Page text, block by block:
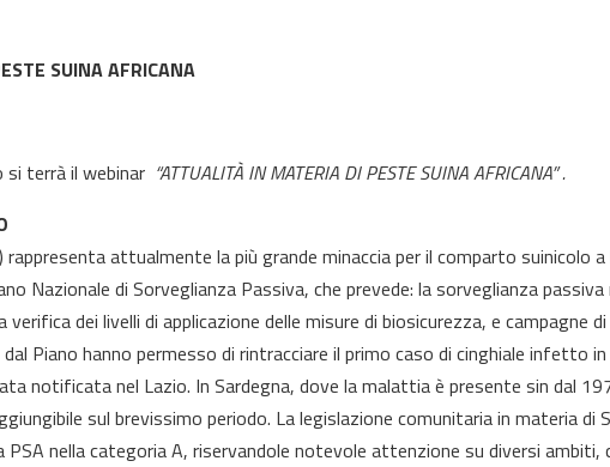
SUINA AFRICANA
si terrà il webinar “ATTUALITÀ IN MATERIA DI PESTE SUINA AFRICANA” .
rappresenta attualmente la più grande minaccia per il comparto suinicolo
Nazionale di Sorveglianza Passiva, che prevede: la sorveglianza
verifica dei livelli di applicazione delle misure di biosicurezza, e
Piano hanno permesso di rintracciare il primo caso di cinghiale infetto
notificata nel Lazio. In Sardegna, dove la malattia è presente sin dal
sul brevissimo periodo. La legislazione comunitaria in materia
nella categoria A, riservandole notevole attenzione su diversi ambiti,